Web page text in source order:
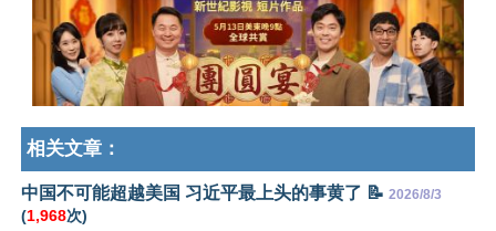
相关文章：
中国不可能超越美国 习近平最上头的事黄了 📝 2026/8/3
(1,968次)